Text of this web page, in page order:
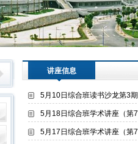
讲座信息
5月10日综合班读书沙龙第3
5月18日综合班学术讲座（第
5月17日综合班学术讲座（